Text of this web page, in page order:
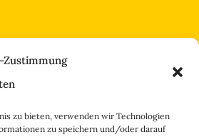
Zustimmung
zu bieten, verwenden wir Technologien
zu speichern und/oder darauf